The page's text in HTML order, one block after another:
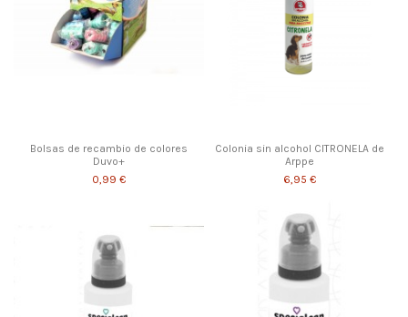
Bolsas de recambio de colores
Duvo+
0,99 €
Colonia sin alcohol CITRONELA de
Arppe
6,95 €